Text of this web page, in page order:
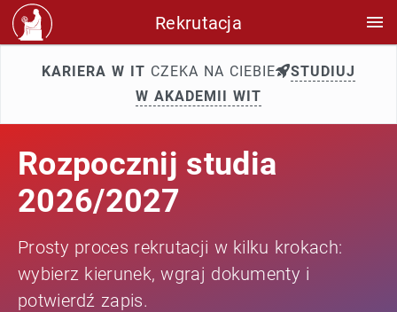
Rekrutacja
KARIERA W IT CZEKA NA CIEBIE
STUDIUJ
W AKADEMII WIT
Rozpocznij studia
2026/2027
Prosty proces rekrutacji w kilku krokach:
wybierz kierunek, wgraj dokumenty i
potwierdź zapis.